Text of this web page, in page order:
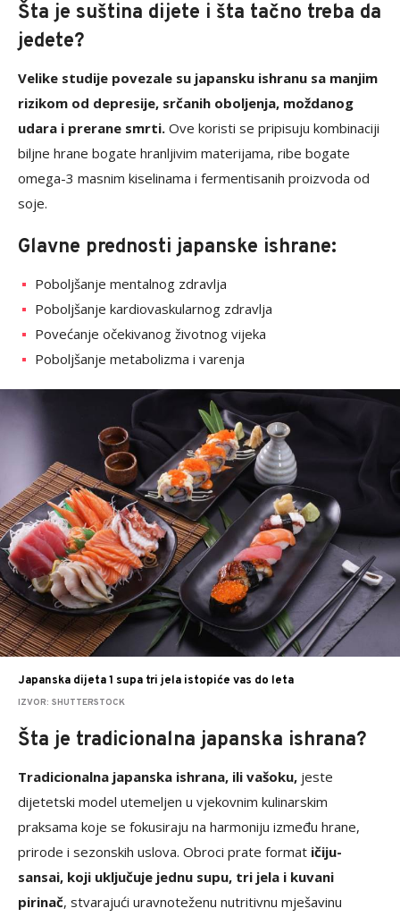
Šta je suština dijete i šta tačno treba da
jedete?
Velike studije povezale su japansku ishranu sa manjim
rizikom od depresije, srčanih oboljenja, moždanog
udara i prerane smrti. Ove koristi se pripisuju kombinaciji
biljne hrane bogate hranljivim materijama, ribe bogate
omega-3 masnim kiselinama i fermentisanih proizvoda od
soje.
Glavne prednosti japanske ishrane:
Poboljšanje mentalnog zdravlja
Poboljšanje kardiovaskularnog zdravlja
Povećanje očekivanog životnog vijeka
Poboljšanje metabolizma i varenja
Japanska dijeta 1 supa tri jela istopiće vas do leta
IZVOR: SHUTTERSTOCK
Šta je tradicionalna japanska ishrana?
Tradicionalna japanska ishrana, ili vašoku, jeste
dijetetski model utemeljen u vjekovnim kulinarskim
praksama koje se fokusiraju na harmoniju između hrane,
prirode i sezonskih uslova. Obroci prate format ičiju-
sansai, koji uključuje jednu supu, tri jela i kuvani
pirinač, stvarajući uravnoteženu nutritivnu mješavinu